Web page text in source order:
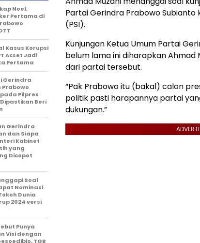
Partai Gerindra Prabowo Subianto
(PSI).
Kunjungan Ketua Umum Partai
belum lama ini diharapkan Ahmad
dari partai tersebut.
“Pak Prabowo itu (bakal) calon
politik pasti harapannya partai
dukungan.”
Noel,
Pertama di
Kasus Korupsi
Acset Jadi
Pertama
Gerindra
Prabowo
Pilpres
Dipastikan Beri
Gerindra
dan Siapa
Kabinet
yang
Dicopot
Soal
Nominasi
Dunia
2024 versi
Punya
Visi dengan
TGB